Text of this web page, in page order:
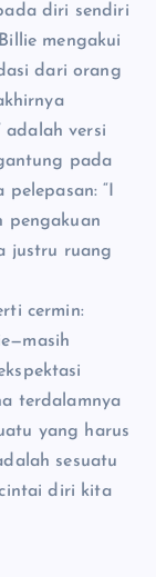
diri sendiri
mengakui
dari orang
adalah versi
pada
“I
pengakuan
justru ruang
cermin:
terdalamnya
yang harus
sesuatu
diri kita